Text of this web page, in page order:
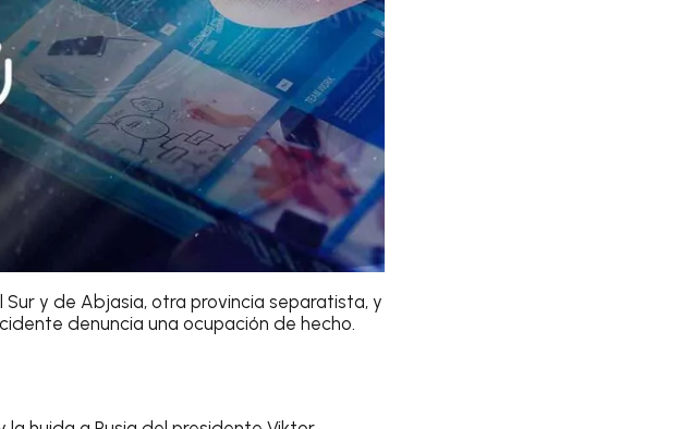
y de Abjasia, otra provincia separatista, y
denuncia una ocupación de hecho.